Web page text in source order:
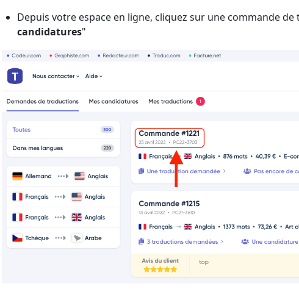
Depuis votre espace en ligne, cliquez sur une commande
candidatures"